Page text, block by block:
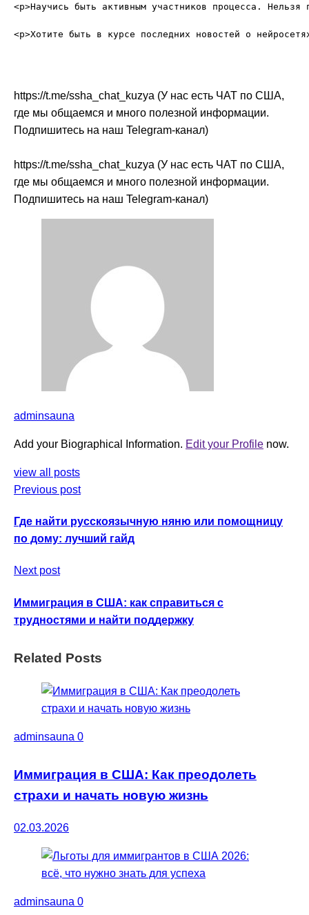
<p>Научись быть активным участников процесса.
https://t.me/ssha_chat_kuzya (У нас есть ЧАТ по США,
где мы общаемся и много полезной информации.
Подпишитесь на наш Telegram-канал)
https://t.me/ssha_chat_kuzya (У нас есть ЧАТ по США,
где мы общаемся и много полезной информации.
Подпишитесь на наш Telegram-канал)
adminsauna
Add your Biographical Information. Edit your Profile now.
view all posts
Previous post
Где найти русскоязычную няню или помощницу
по дому: лучший гайд
Next post
Иммиграция в США: как справиться с
трудностями и найти поддержку
Related Posts
adminsauna 0
Иммиграция в США: Как преодолеть
страхи и начать новую жизнь
02.03.2026
adminsauna 0